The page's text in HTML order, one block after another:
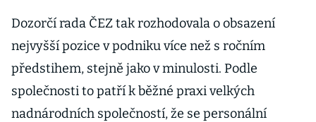
Dozorčí rada ČEZ tak rozhodovala o obsazení
nejvyšší pozice v podniku více než s ročním
předstihem, stejně jako v minulosti. Podle
společnosti to patří k běžné praxi velkých
nadnárodních společností, že se personální